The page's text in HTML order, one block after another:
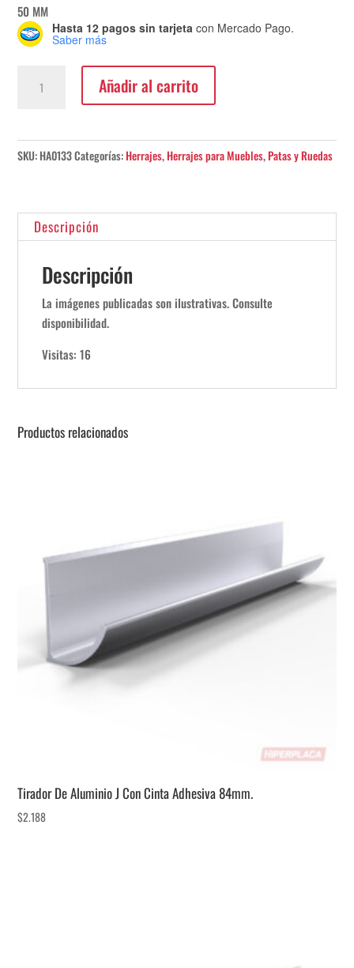
50 MM
Hasta 12 pagos sin tarjeta con Mercado Pago.
Saber más
Giratoria
Sin
Añadir al carrito
SKU:HA0133Categorías:Herrajes,Herrajes para Muebles,Patas y Ruedas
Descripción
Descripción
La imágenes publicadas son ilustrativas. Consulte
disponibilidad.
Visitas: 16
Productos relacionados
Tirador De Aluminio J Con Cinta Adhesiva 84mm.
$2.188